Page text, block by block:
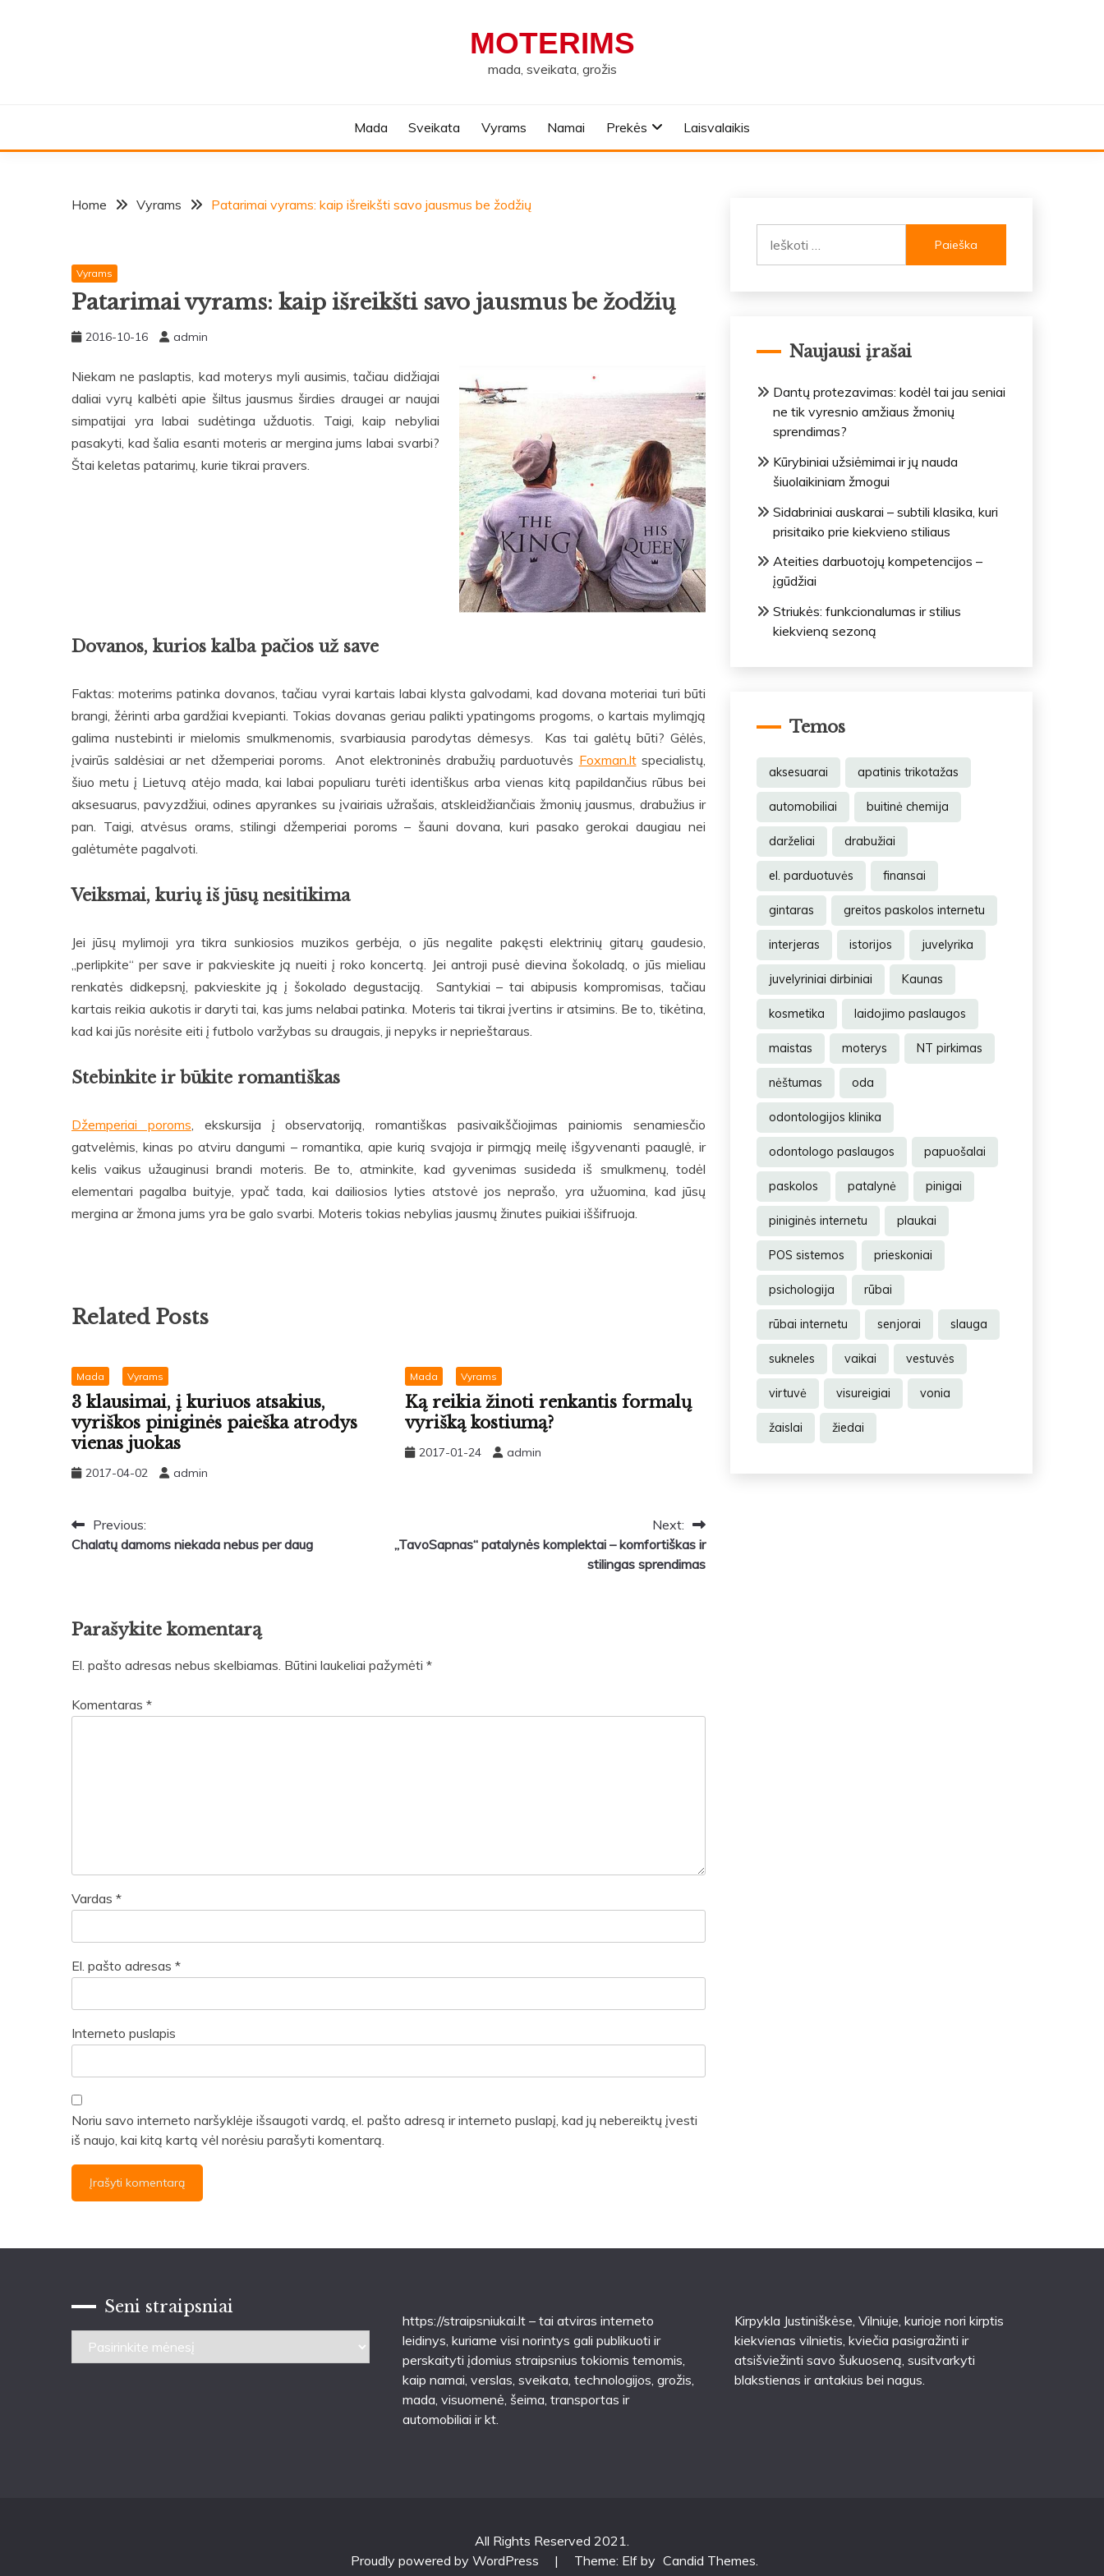
MOTERIMS
mada, sveikata, grožis
Mada Sveikata Vyrams Namai Prekės Laisvalaikis
Home Vyrams Patarimai vyrams: kaip išreikšti savo jausmus be žodžių
Vyrams
Patarimai vyrams: kaip išreikšti savo jausmus be žodžių
2016-10-16 admin
Niekam ne paslaptis, kad moterys myli ausimis, tačiau didžiajai
daliai vyrų kalbėti apie šiltus jausmus širdies draugei ar naujai
simpatijai yra labai sudėtinga užduotis. Taigi, kaip nebyliai
pasakyti, kad šalia esanti moteris ar mergina jums labai svarbi?
Štai keletas patarimų, kurie tikrai pravers.
Dovanos, kurios kalba pačios už save
Faktas: moterims patinka dovanos, tačiau vyrai kartais labai klysta galvodami, kad dovana moteriai turi būti
brangi, žėrinti arba gardžiai kvepianti. Tokias dovanas geriau palikti ypatingoms progoms, o kartais mylimąją
galima nustebinti ir mielomis smulkmenomis, svarbiausia parodytas dėmesys. Kas tai galėtų būti? Gėlės,
įvairūs saldėsiai ar net džemperiai poroms. Anot elektroninės drabužių parduotuvės Foxman.ltspecialistų,
šiuo metu į Lietuvą atėjo mada, kai labai populiaru turėti identiškus arba vienas kitą papildančius rūbus bei
aksesuarus, pavyzdžiui, odines apyrankes su įvairiais užrašais, atskleidžiančiais žmonių jausmus, drabužius ir
pan. Taigi, atvėsus orams, stilingi džemperiai poroms – šauni dovana, kuri pasako gerokai daugiau nei
galėtumėte pagalvoti.
Veiksmai, kurių iš jūsų nesitikima
Jei jūsų mylimoji yra tikra sunkiosios muzikos gerbėja, o jūs negalite pakęsti elektrinių gitarų gaudesio,
„perlipkite“ per save ir pakvieskite ją nueiti į roko koncertą. Jei antroji pusė dievina šokoladą, o jūs mieliau
renkatės didkepsnį, pakvieskite ją į šokolado degustaciją. Santykiai – tai abipusis kompromisas, tačiau
kartais reikia aukotis ir daryti tai, kas jums nelabai patinka. Moteris tai tikrai įvertins ir atsimins. Be to, tikėtina,
kad kai jūs norėsite eiti į futbolo varžybas su draugais, ji nepyks ir neprieštaraus.
Stebinkite ir būkite romantiškas
Džemperiai poroms , ekskursija į observatoriją, romantiškas pasivaikščiojimas painiomis senamiesčio
gatvelėmis, kinas po atviru dangumi – romantika, apie kurią svajoja ir pirmąją meilę išgyvenanti paauglė, ir
kelis vaikus užauginusi brandi moteris. Be to, atminkite, kad gyvenimas susideda iš smulkmenų, todėl
elementari pagalba buityje, ypač tada, kai dailiosios lyties atstovė jos neprašo, yra užuomina, kad jūsų
mergina ar žmona jums yra be galo svarbi. Moteris tokias nebylias jausmų žinutes puikiai iššifruoja.
Related Posts
Mada Vyrams
3 klausimai, į kuriuos atsakius,
vyriškos piniginės paieška atrodys
vienas juokas
2017-04-02 admin
Mada Vyrams
Ką reikia žinoti renkantis formalų
vyrišką kostiumą?
2017-01-24 admin
Navigacija
Previous:
Chalatų damoms niekada nebus per daug
Next:
„TavoSapnas“ patalynės komplektai – komfortiškas ir
stilingas sprendimas
Parašykite komentarą
El. pašto adresas nebus skelbiamas. Būtini laukeliai pažymėti *
Komentaras *
Vardas *
El. pašto adresas *
Interneto puslapis
Noriu savo interneto naršyklėje išsaugoti vardą, el. pašto adresą ir interneto puslapį, kad jų nebereiktų įvesti
iš naujo, kai kitą kartą vėl norėsiu parašyti komentarą.
Naujausi įrašai
Dantų protezavimas: kodėl tai jau seniai
ne tik vyresnio amžiaus žmonių
sprendimas?
Kūrybiniai užsiėmimai ir jų nauda
šiuolaikiniam žmogui
Sidabriniai auskarai – subtili klasika, kuri
prisitaiko prie kiekvieno stiliaus
Ateities darbuotojų kompetencijos –
įgūdžiai
Striukės: funkcionalumas ir stilius
kiekvieną sezoną
Temos
aksesuarai apatinis trikotažas
automobiliai buitinė chemija
darželiai drabužiai
el. parduotuvės finansai
gintaras greitos paskolos internetu
interjeras istorijos juvelyrika
juvelyriniai dirbiniai Kaunas
kosmetika laidojimo paslaugos
maistas moterys NT pirkimas
nėštumas oda
odontologijos klinika
odontologo paslaugos papuošalai
paskolos patalynė pinigai
piniginės internetu plaukai
POS sistemos prieskoniai
psichologija rūbai
rūbai internetu senjorai slauga
sukneles vaikai vestuvės
virtuvė visureigiai vonia
žaislai žiedai
Seni straipsniai
Seni
https://straipsniukai.lt – tai atviras interneto
leidinys, kuriame visi norintys gali publikuoti ir
perskaityti įdomius straipsnius tokiomis temomis,
kaip namai, verslas, sveikata, technologijos, grožis,
mada, visuomenė, šeima, transportas ir
automobiliai ir kt.
Kirpykla Justiniškėse , Vilniuje, kurioje nori kirptis
kiekvienas vilnietis, kviečia pasigražinti ir
atsišviežinti savo šukuoseną, susitvarkyti
blakstienas ir antakius bei nagus.
All Rights Reserved 2021.
Proudly powered by WordPress
| Theme: Elf by Candid Themes